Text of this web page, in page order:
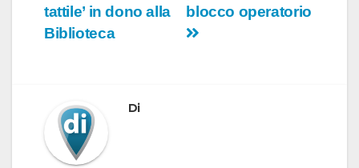
blocco operatorio
tattile’ in dono alla
Biblioteca
Di